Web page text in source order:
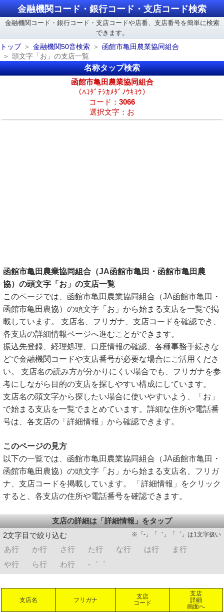
金融機関コード・銀行コード・支店コード検索
金融機関コード・銀行コード・支店コードや店番、支店番号を簡単に検索
できます。
トップ
金融機関50音検索
函館市亀田農業協同組合
頭文字「お」の支店一覧
名称タップ検索
函館市亀田農業協同組合
（ﾊｺﾀﾞﾃｼｶﾒﾀﾞﾉｳｷﾖｳ）
コード： 3066
選択文字：お
函館市亀田農業協同組合（JA函館市亀田・函館市亀田農
協）の頭文字「お」の支店一覧
このページでは、函館市亀田農業協同組合（JA函館市亀田・
函館市亀田農協）の頭文字「お」から始まる支店を一覧で掲
載しています。 支店名、フリガナ、支店コードを確認でき、
各支店の詳細情報ページへ進むことができます。
振込先登録、経理処理、口座情報の確認、各種事務手続きな
どで金融機関コードや支店番号が必要な場合にご活用くださ
い。 支店名の読み方が分かりにくい場合でも、フリガナを参
考にしながら目的の支店を探しやすい構成にしています。
支店名の頭文字から探したい場合に使いやすいよう、「お」
で始まる支店を一覧でまとめています。詳細な住所や電話番
号は、各支店の「詳細情報」から確認できます。
このページの見方
以下の一覧では、函館市亀田農業協同組合（JA函館市亀田・
函館市亀田農協）の頭文字「お」から始まる支店名、フリガ
ナ、支店コードを掲載しています。 「詳細情報」をクリック
すると、各支店の住所や電話番号を確認できます。
支店の詳細は「詳細情報」をタップ
2文字目で絞り込む
※「-」「゛」「゜」は1文字扱い
あ行 か行 さ行 た行 な行 は行
ま行
や行
ら行 わ行 -゛゜
支店名 フリガナ
支店
コード
支店
詳細
画面へ